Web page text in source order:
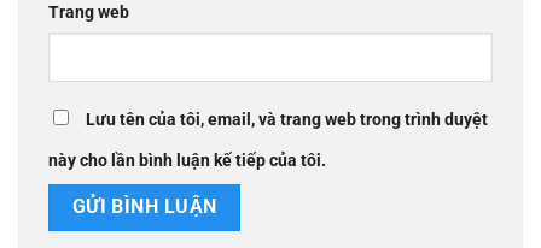
Trang web
Lưu tên của tôi, email, và trang web trong trình duyệt
này cho lần bình luận kế tiếp của tôi.